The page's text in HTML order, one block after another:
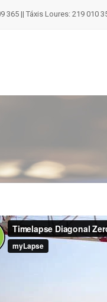
365 || Táxis Loures: 219 010